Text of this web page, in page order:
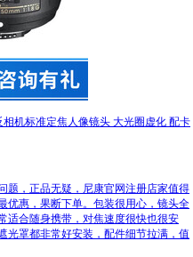
相机标准定焦人像镜头 大光圈虚化 配卡
题，正品无疑，尼康官网注册店家值得
优惠，果断下单。包装很用心，镜头全
适合随身携带，对焦速度很快也很安
光罩都非常好安装，配件细节拉满，值